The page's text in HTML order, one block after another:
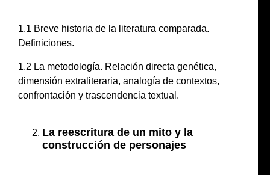
1.1 Breve historia de la literatura comparada.
Definiciones.
1.2 La metodología. Relación directa genética,
dimensión extraliteraria, analogía de contextos,
confrontación y trascendencia textual.
La reescritura de un mito y la
construcción de personajes